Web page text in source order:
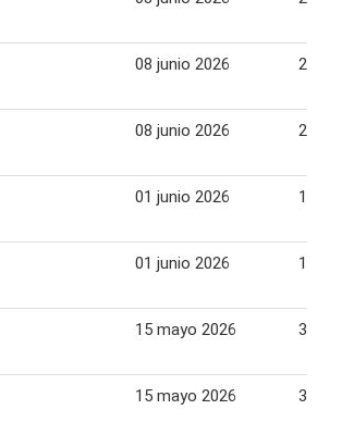
08 junio 2026 21
08 junio 2026 21
01 junio 2026 14
01 junio 2026 14
15 mayo 2026 31
15 mayo 2026 31